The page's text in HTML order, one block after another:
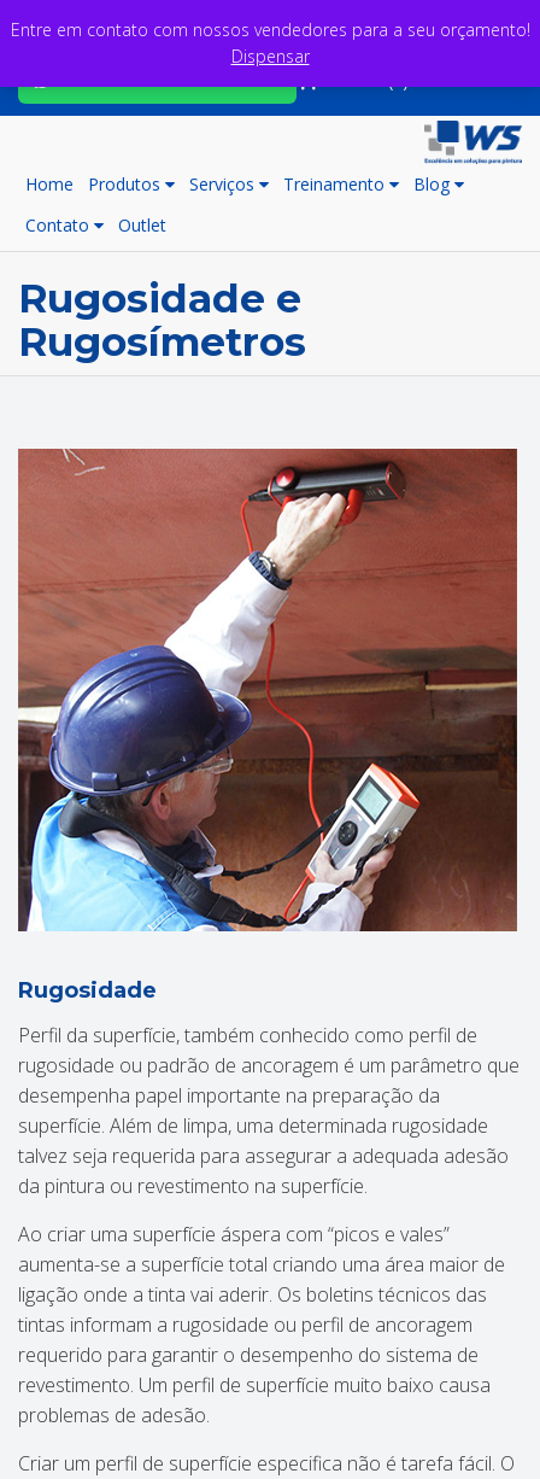
Home Produtos Serviços Treinamento
Blog
Contato
Outlet
Rugosidade e
Rugosímetros
Rugosidade
Perfil da superfície, também conhecido como perfil de
rugosidade ou padrão de ancoragem é um parâmetro que
desempenha papel importante na preparação da
superfície. Além de limpa, uma determinada rugosidade
talvez seja requerida para assegurar a adequada adesão
da pintura ou revestimento na superfície.
Ao criar uma superfície áspera com “picos e vales”
aumenta-se a superfície total criando uma área maior de
ligação onde a tinta vai aderir. Os boletins técnicos das
tintas informam a rugosidade ou perfil de ancoragem
requerido para garantir o desempenho do sistema de
revestimento. Um perfil de superfície muito baixo causa
problemas de adesão.
Criar um perfil de superfície especifica não é tarefa fácil. O
Entre em contato com nossos vendedores para a seu orçamento!
Dispensar